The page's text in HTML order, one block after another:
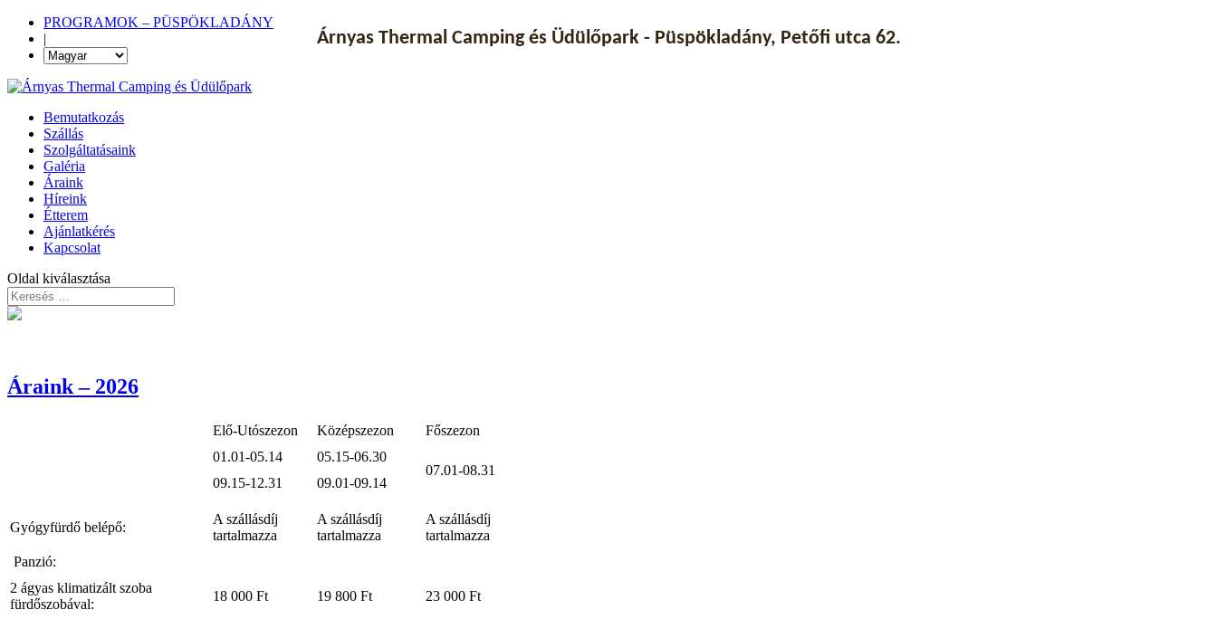
PROGRAMOK – PÜSPÖKLADÁNY
|
Bemutatkozás
Szállás
Szolgáltatásaink
Galéria
Áraink
Híreink
Étterem
Ajánlatkérés
Kapcsolat
Oldal kiválasztása
Árnyas Thermal Camping és Üdülőpark - Püspökladány, Petőfi utca 62.
Áraink – 2026
Elő-Utószezon Középszezon
Főszezon
01.01-05.14
05.15-06.30
07.01-08.31
09.15-12.31
09.01-09.14
Gyógyfürdő belépő:
A szállásdíj
tartalmazza
A szállásdíj
tartalmazza
A szállásdíj
tartalmazza
Panzió:
2 ágyas klimatizált szoba
fürdőszobával:
18 000 Ft 19 800 Ft 23 000 Ft